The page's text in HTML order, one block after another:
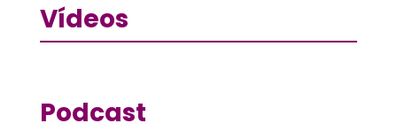
Vídeos
Podcast